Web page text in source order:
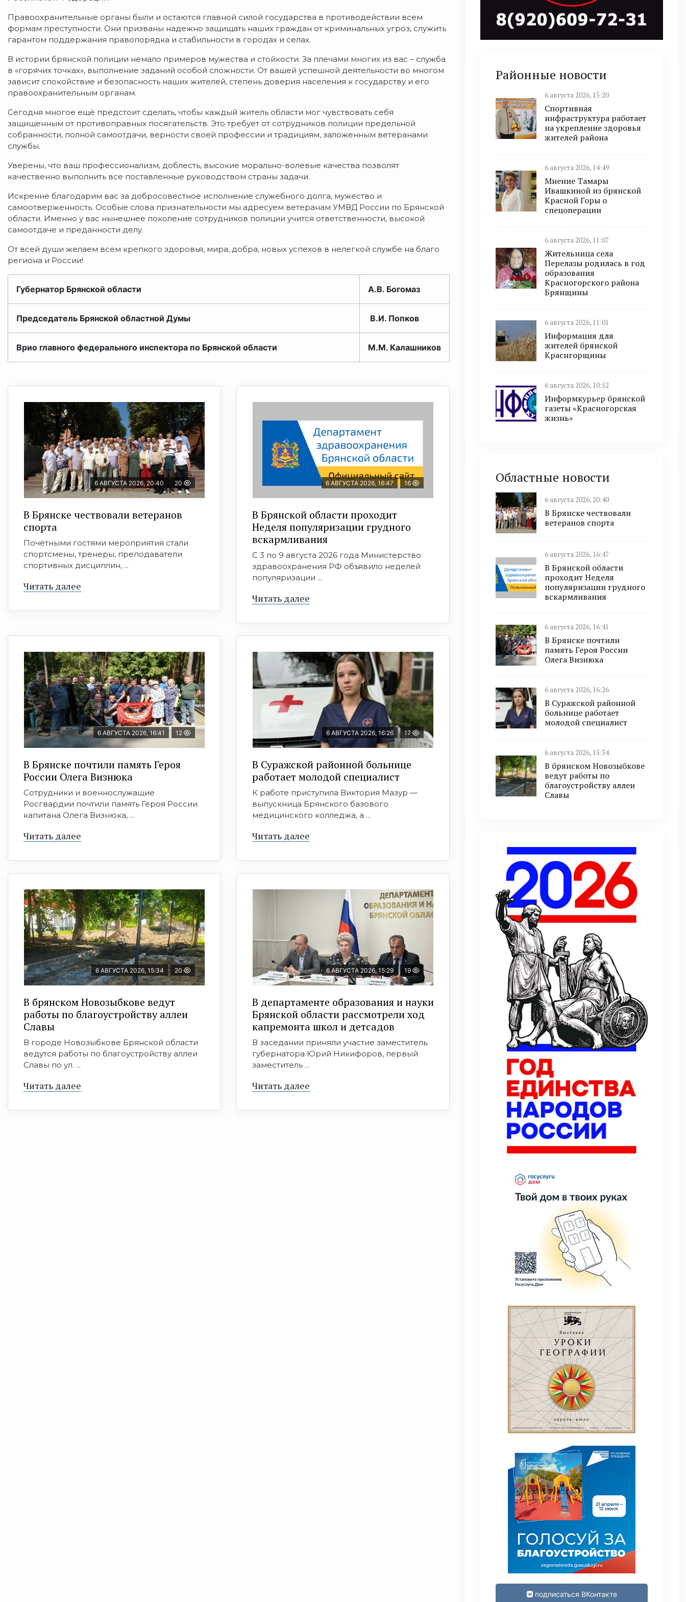
Правоохранительные органы были и остаются главной силой государства в противодействии всем
формам преступности. Они призваны надежно защищать наших граждан от криминальных угроз, служить
гарантом поддержания правопорядка и стабильности в городах и селах.
В истории брянской полиции немало примеров мужества и стойкости. За плечами многих из вас – служба
в «горячих точках», выполнение заданий особой сложности. От вашей успешной деятельности во многом
зависит спокойствие и безопасность наших жителей, степень доверия населения к государству и его
правоохранительным органам.
Сегодня многое ещё предстоит сделать, чтобы каждый житель области мог чувствовать себя
защищенным от противоправных посягательств. Это требует от сотрудников полиции предельной
собранности, полной самоотдачи, верности своей профессии и традициям, заложенным ветеранами
службы.
Уверены, что ваш профессионализм, доблесть, высокие морально-волевые качества позволят
качественно выполнить все поставленные руководством страны задачи.
Искренне благодарим вас за добросовестное исполнение служебного долга, мужество и
самоотверженность. Особые слова признательности мы адресуем ветеранам УМВД России по Брянской
области. Именно у вас нынешнее поколение сотрудников полиции учится ответственности, высокой
самоотдаче и преданности делу.
От всей души желаем всем крепкого здоровья, мира, добра, новых успехов в нелегкой службе на благо
региона и России!
Губернатор Брянской области А.В. Богомаз
Председатель Брянской областной Думы В.И. Попков
Врио главного федерального инспектора по Брянской области М.М. Калашников
6 АВГУСТА 2026, 20:40 20
В Брянске чествовали ветеранов
спорта
Почётными гостями мероприятия стали
спортсмены, тренеры, преподаватели
спортивных дисциплин, ...
Читать далее
6 АВГУСТА 2026, 16:47 16
В Брянской области проходит
Неделя популяризации грудного
вскармливания
С 3 по 9 августа 2026 года Министерство
здравоохранения РФ объявило неделей
популяризации ...
Читать далее
6 АВГУСТА 2026, 16:41 12
В Брянске почтили память Героя
России Олега Визнюка
Сотрудники и военнослужащие
Росгвардии почтили память Героя России
капитана Олега Визнюка, ...
Читать далее
6 АВГУСТА 2026, 16:26 17
В Суражской районной больнице
работает молодой специалист
К работе приступила Виктория Мазур —
выпускница Брянского базового
медицинского колледжа, а ...
Читать далее
6 АВГУСТА 2026, 15:34 20
В брянском Новозыбкове ведут
работы по благоустройству аллеи
Славы
В городе Новозыбкове Брянской области
ведутся работы по благоустройству аллеи
Славы по ул. ...
Читать далее
6 АВГУСТА 2026, 15:29 19
В департаменте образования и науки
Брянской области рассмотрели ход
капремонта школ и детсадов
В заседании приняли участие заместитель
губернатора Юрий Никифоров, первый
заместитель ...
Читать далее
Районные новости
6 августа 2026, 15:20
Спортивная
инфраструктура работает
на укрепление здоровья
жителей района
6 августа 2026, 14:49
Мнение Тамары
Ивашкиной из брянской
Красной Горы о
спецоперации
6 августа 2026, 11:07
Жительница села
Перелазы родилась в год
образования
Красногорского района
Брянщины
6 августа 2026, 11:01
Информация для
жителей брянской
Краснгорщины
6 августа 2026, 10:52
Информкурьер брянской
газеты «Красногорская
жизнь»
Областные новости
6 августа 2026, 20:40
В Брянске чествовали
ветеранов спорта
6 августа 2026, 16:47
В Брянской области
проходит Неделя
популяризации грудного
вскармливания
6 августа 2026, 16:41
В Брянске почтили
память Героя России
Олега Визнюка
6 августа 2026, 16:26
В Суражской районной
больнице работает
молодой специалист
6 августа 2026, 15:34
В брянском Новозыбкове
ведут работы по
благоустройству аллеи
Славы
подписаться ВКонтакте